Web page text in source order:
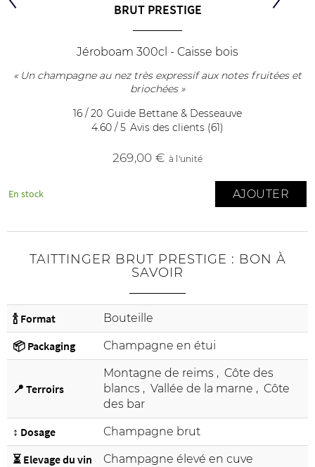
BRUT PRESTIGE
Jéroboam 300cl - Caisse bois
« Un champagne au nez très expressif aux notes fruitées et
briochées »
16 / 20 Guide Bettane & Desseauve
4.60 / 5 Avis des clients (61)
269,00 € à l'unité
En stock AJOUTER
TAITTINGER BRUT PRESTIGE : BON À
SAVOIR
🍾 Format Bouteille
📦 Packaging Champagne en étui
📍 Terroirs
Montagne de reims , Côte des
blancs , Vallée de la marne , Côte
des bar
↕️ Dosage Champagne brut
⏳ Elevage du vin Champagne élevé en cuve